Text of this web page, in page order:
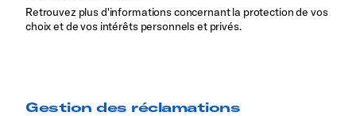
Retrouvez plus d'informations concernant la protection de vos
choix et de vos intérêts personnels et privés.
Gestion des réclamations